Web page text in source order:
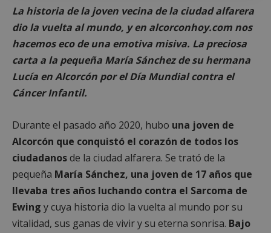
La historia de la joven vecina de la ciudad alfarera
dio la vuelta al mundo, y en alcorconhoy.com nos
hacemos eco de una emotiva misiva. La preciosa
carta a la pequeña María Sánchez de su hermana
Lucía en Alcorcón por el Día Mundial contra el
Cáncer Infantil.
Durante el pasado año 2020, hubo una joven de
Alcorcón que conquistó el corazón de todos los
ciudadanosde la ciudad alfarera. Se trató de la
pequeña María Sánchez, una joven de 17 años que
llevaba tres años luchando contra el Sarcoma de
Ewing y cuya historia dio la vuelta al mundo por su
vitalidad, sus ganas de vivir y su eterna sonrisa. Bajo